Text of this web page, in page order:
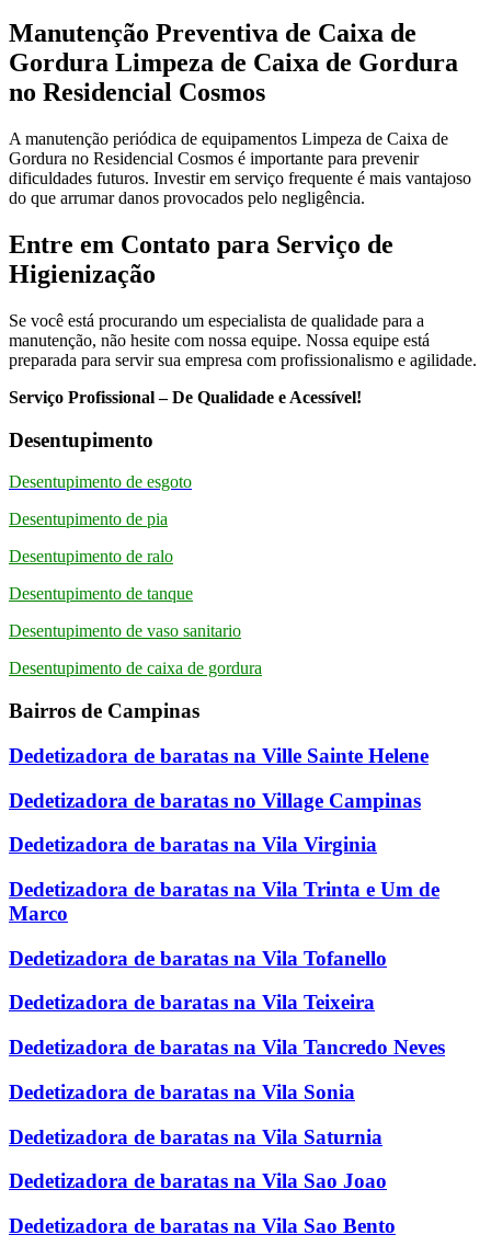
Manutenção Preventiva de Caixa de
Gordura Limpeza de Caixa de Gordura
no Residencial Cosmos
A manutenção periódica de equipamentos Limpeza de Caixa de
Gordura no Residencial Cosmos é importante para prevenir
dificuldades futuros. Investir em serviço frequente é mais vantajoso
do que arrumar danos provocados pelo negligência.
Entre em Contato para Serviço de
Higienização
Se você está procurando um especialista de qualidade para a
manutenção, não hesite com nossa equipe. Nossa equipe está
preparada para servir sua empresa com profissionalismo e agilidade.
Serviço Profissional – De Qualidade e Acessível!
Desentupimento
Desentupimento de esgoto
Desentupimento de pia
Desentupimento de ralo
Desentupimento de tanque
Desentupimento de vaso sanitario
Desentupimento de caixa de gordura
Bairros de Campinas
Dedetizadora de baratas na Ville Sainte Helene
Dedetizadora de baratas no Village Campinas
Dedetizadora de baratas na Vila Virginia
Dedetizadora de baratas na Vila Trinta e Um de
Marco
Dedetizadora de baratas na Vila Tofanello
Dedetizadora de baratas na Vila Teixeira
Dedetizadora de baratas na Vila Tancredo Neves
Dedetizadora de baratas na Vila Sonia
Dedetizadora de baratas na Vila Saturnia
Dedetizadora de baratas na Vila Sao Joao
Dedetizadora de baratas na Vila Sao Bento